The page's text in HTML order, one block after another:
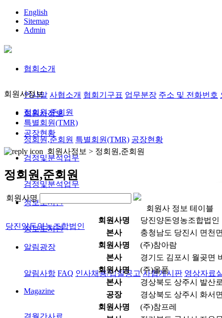
English
Sitemap
Admin
협회소개
인사말 사협소개 협회기구표 업무분장 주소 및 전화번호
회원사정보
정회원,준회원 특별회원(TMR) 공장현황
검정및분석업무
검정및분석업무
정보도서관
정보도서관
알림광장
알림사항 FAQ 인사채용/입찰공고 사협게시판 영상자료
Magazine
격월간사료
회원사정보
정회원,준회원
특별회원(TMR)
공장현황
회원사정보 > 정회원,준회원
정회원,준회원
회원사명
회원사 정보 테이블
당진양돈영농조합법인
회원사명
당진양돈영농조합법인
본사
충청남도 당진시 면천
회원사명
(주)참아람
본사
경기도 김포시 월곶면
회원사명
(주)올품
본사
경상북도 상주시 발산
공장
경상북도 상주시 화서
회원사명
(주)참프레